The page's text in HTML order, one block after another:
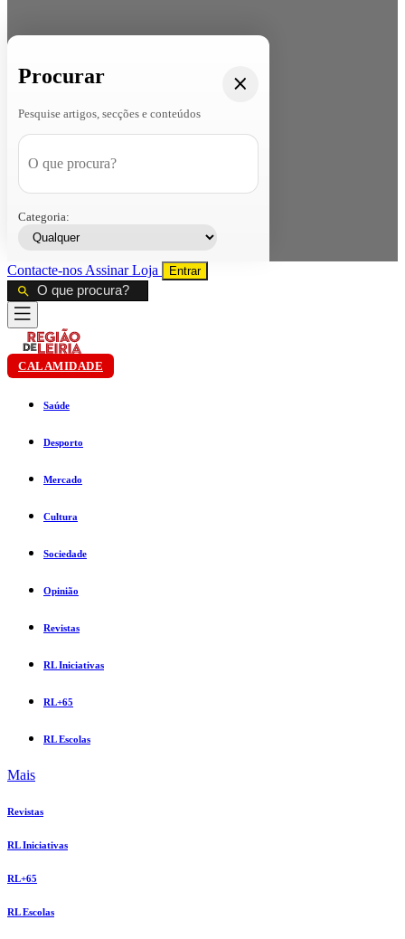
Procurar
Pesquise artigos, secções e conteúdos
Categoria:
Contacte-nos AssinarLoja Entrar
CALAMIDADE
Saúde
Desporto
Mercado
Cultura
Sociedade
Opinião
Revistas
RL Iniciativas
RL+65
RL Escolas
Mais
Revistas
RL Iniciativas
RL+65
RL Escolas